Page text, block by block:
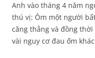
Anh vào tháng 4 năm
thú vị: Ôm một người
căng thẳng và đồng
vài nguy cơ đau ốm